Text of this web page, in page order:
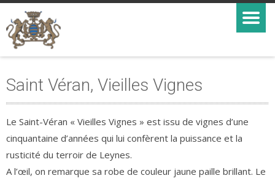
Saint Véran, Vieilles Vignes
Le Saint-Véran « Vieilles Vignes » est issu de vignes d’une
cinquantaine d’années qui lui confèrent la puissance et la
rusticité du terroir de Leynes.
A l’œil, on remarque sa robe de couleur jaune paille brillant. Le